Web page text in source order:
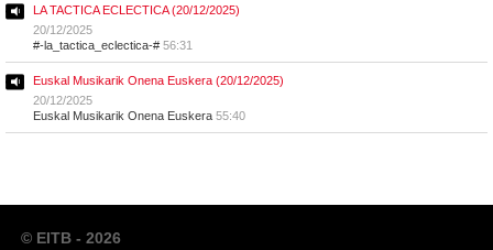
LA TACTICA ECLECTICA (20/12/2025)
20/12/2025
#-la_tactica_eclectica-# 56:31
Euskal Musikarik Onena Euskera (20/12/2025)
20/12/2025
Euskal Musikarik Onena Euskera 55:40
© EITB - 2026